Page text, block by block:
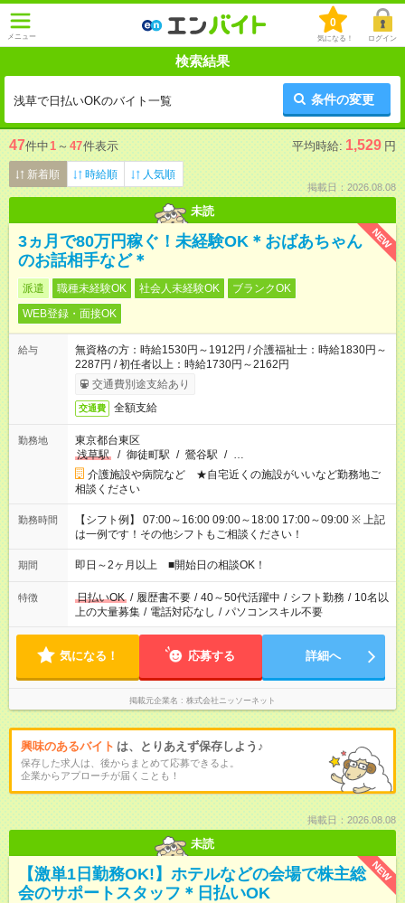
メニュー
0
気になる！ ログイン
検索結果
浅草で日払いOKのバイト一覧 条件の変更
47件中1 ～ 47件表示 平均時給: 1,529 円
新着順 時給順 人気順
掲載日：2026.08.08
未読
NEW
3ヵ月で80万円稼ぐ！未経験OK＊おばあちゃん
のお話相手など＊
派遣 職種未経験OK 社会人未経験OK
ブランクOK
WEB登録・面接OK
給与
無資格の方：時給1530円～1912円 / 介護福祉士：時給1830円～
2287円 / 初任者以上：時給1730円～2162円
交通費別途支給あり
交通費 全額支給
勤務地
東京都台東区
浅草駅
/ 御徒町駅 / 鶯谷駅 / …
介護施設や病院など ★自宅近くの施設がいいなど勤務地ご
相談ください
勤務時間
【シフト例】 07:00～16:00 09:00～18:00 17:00～09:00 ※ 上記
は一例です！その他シフトもご相談ください！
期間 即日～2ヶ月以上 ■開始日の相談OK！
特徴 日払いOK / 履歴書不要 / 40～50代活躍中 / シフト勤務 / 10名以
上の大量募集 / 電話対応なし / パソコンスキル不要
気になる！ 応募する 詳細へ
掲載元企業名 株式会社ニッソーネット
興味のあるバイト は、とりあえず保存しよう♪
保存した求人は、後からまとめて応募できるよ。
企業からアプローチが届くことも！
掲載日：2026.08.08
未読
NEW
【激単1日勤務OK!】ホテルなどの会場で株主総
会のサポートスタッフ＊日払いOK